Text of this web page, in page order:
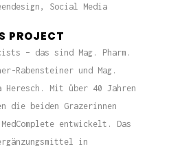
Social Media
PROJECT
– das sind Mag. Pharm.
Rabensteiner und Mag.
Heresch. Mit über 40 Jahren
die beiden Grazerinnen
entwickelt. Das
in